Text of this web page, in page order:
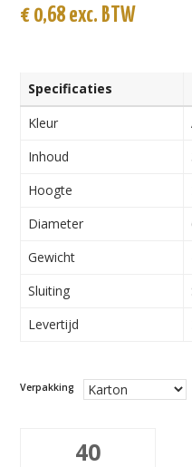
€ 0,68 exc. BTW
Specificaties
Kleur
Inhoud
Hoogte
Diameter
Gewicht
Sluiting
Levertijd
Verpakking
Bordeaux,